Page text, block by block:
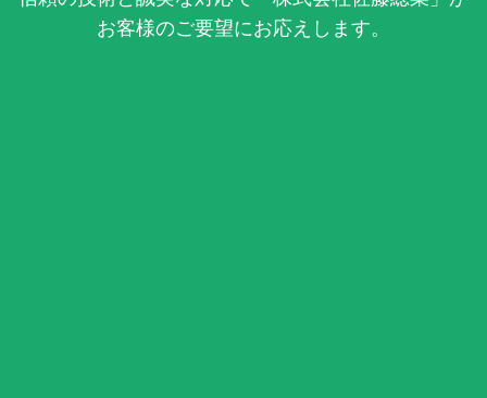
お客様のご要望にお応えします。